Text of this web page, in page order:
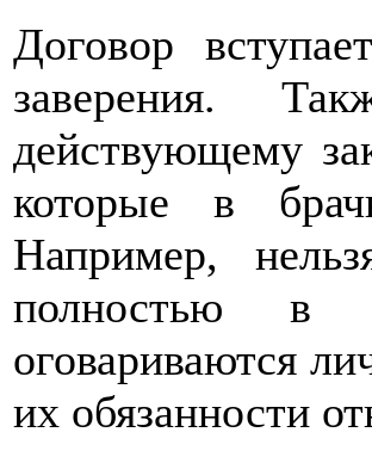
Договор
заверения.
действующему
которые в
Например,
полностью в
оговариваются
их обязанности